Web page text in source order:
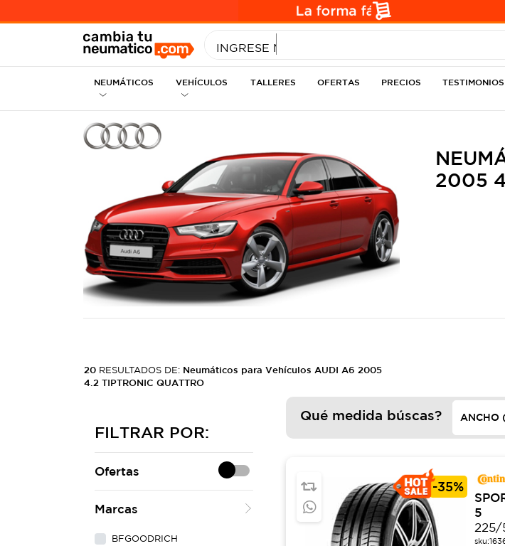
INGRESE MEDIDA
NEUMÁTICOS VEHÍCULOS TALLERES OFERTAS PRECIOS TESTIMONIOS
2005
20 RESULTADOS DE: Neumáticos para Vehículos AUDI A6 2005
4.2 TIPTRONIC QUATTRO
FILTRAR POR:
Ofertas
Marcas
BFGOODRICH
Qué medida búscas?
-35%
5
225/
sku: